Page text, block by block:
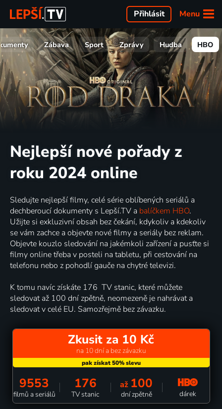
Menu
Přihlásit
Zábava Sport Zprávy Hudba HBO
Nejlepší nové pořady z
roku 2024 online
Sledujte nejlepší filmy, celé série oblíbených seriálů a
dechberoucí dokumenty s Lepší.TV a balíčkem HBO.
Užijte si exkluzivní obsah bez čekání, kdykoliv a kdekoliv
se vám zachce a objevte nové filmy a seriály bez reklam.
Objevte kouzlo sledování na jakémkoli zařízení a pusťte si
filmy online třeba v posteli na tabletu, při cestování na
telefonu nebo z pohodlí gauče na chytré televizi.
K tomu navíc získáte 176 TV stanic, které můžete
sledovat až 100 dní zpětně, neomezeně je nahrávat a
sledovat v celé EU. Samozřejmě bez závazku.
Zkusit za 10 Kč
na 10 dní a bez závazku
9553
filmů a seriálů
176
TV stanic
až 100
dní zpětně dárek